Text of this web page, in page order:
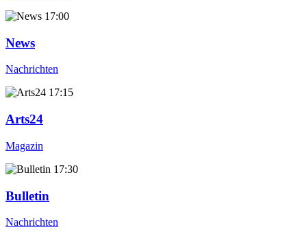
17:00
News
Nachrichten
17:15
Arts24
Magazin
17:30
Bulletin
Nachrichten